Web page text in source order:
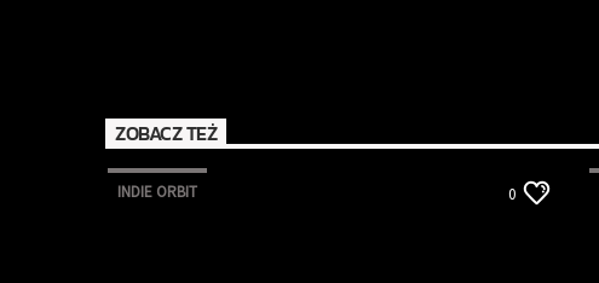
ZOBACZ TEŻ
INDIE ORBIT 0